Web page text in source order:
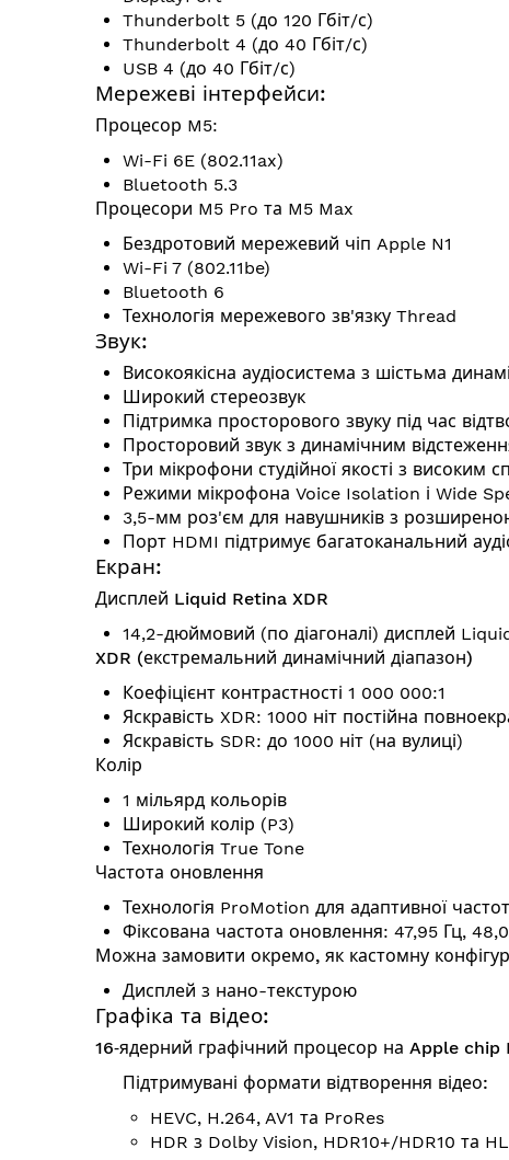
Thunderbolt 5 (до 120 Гбіт/с)
Thunderbolt 4 (до 40 Гбіт/с)
USB 4 (до 40 Гбіт/с)
Мережеві інтерфейси:
Процесор M5:
Wi-Fi 6E (802.11ax)
Bluetooth 5.3
Процесори M5 Pro та M5 Max
Бездротовий мережевий чіп Apple N1
Wi-Fi 7 (802.11be)
Bluetooth 6
Технологія мережевого зв'язку Thread
Звук:
Високоякісна аудіосистема з шістьма
Широкий стереозвук
Підтримка просторового звуку під час
Просторовий звук з динамічним
Три мікрофони студійної якості з
Режими мікрофона Voice Isolation і Wide
3,5-мм роз'єм для навушників з
Порт HDMI підтримує багатоканальний
Екран:
Дисплей Liquid Retina XDR
14,2-дюймовий (по діагоналі) дисплей
XDR (екстремальний динамічний діапазон)
Коефіцієнт контрастності 1 000 000:1
Яскравість XDR: 1000 ніт постійна
Яскравість SDR: до 1000 ніт (на вулиці)
Колір
1 мільярд кольорів
Широкий колір (P3)
Технологія True Tone
Частота оновлення
Технологія ProMotion для адаптивної
Фіксована частота оновлення: 47,95 Гц,
Можна замовити окремо, як кастомну
Дисплей з нано-текстурою
Графіка та відео:
16‑ядерний графічний процесор на Apple chip
Підтримувані формати відтворення відео:
HEVC, H.264, AV1 та ProRes
HDR з Dolby Vision, HDR10+/HDR10 та